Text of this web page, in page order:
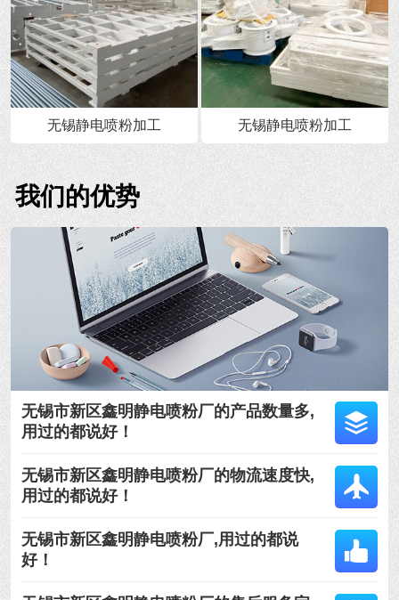
无锡静电喷粉加工 无锡静电喷粉加工
我们的优势
无锡市新区鑫明静电喷粉厂的产品数量多,
用过的都说好！
无锡市新区鑫明静电喷粉厂的物流速度快,
用过的都说好！
无锡市新区鑫明静电喷粉厂,用过的都说
好！